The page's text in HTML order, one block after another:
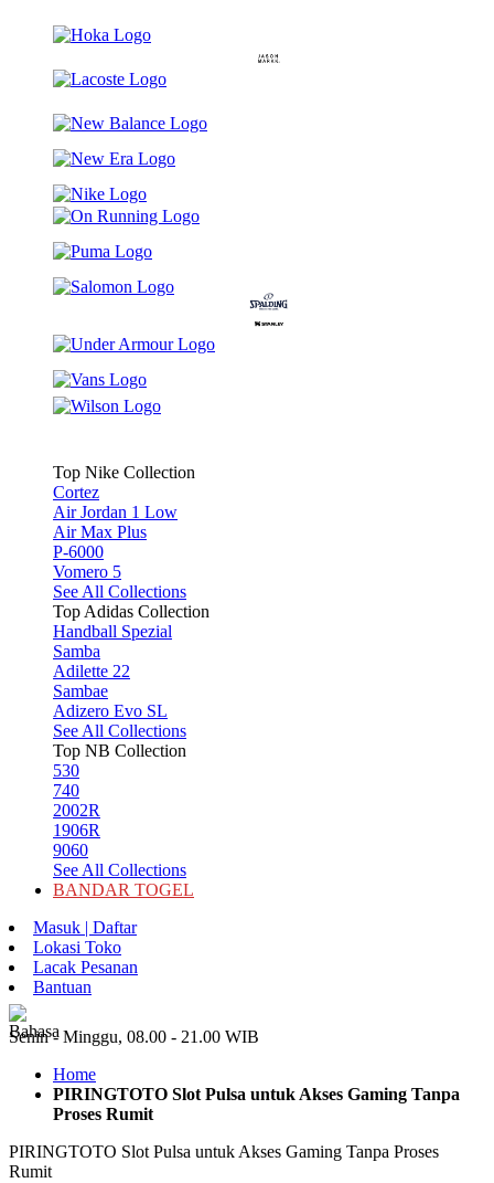
Top Nike Collection
Cortez
Air Jordan 1 Low
Air Max Plus
P-6000
Vomero 5
See All Collections
Top Adidas Collection
Handball Spezial
Samba
Adilette 22
Sambae
Adizero Evo SL
See All Collections
Top NB Collection
530
740
2002R
1906R
9060
See All Collections
BANDAR TOGEL
Masuk | Daftar
Lokasi Toko
Lacak Pesanan
Bantuan
Senin - Minggu, 08.00 - 21.00 WIB
Home
PIRINGTOTO Slot Pulsa untuk Akses Gaming Tanpa
Proses Rumit
PIRINGTOTO Slot Pulsa untuk Akses Gaming Tanpa Proses
Rumit